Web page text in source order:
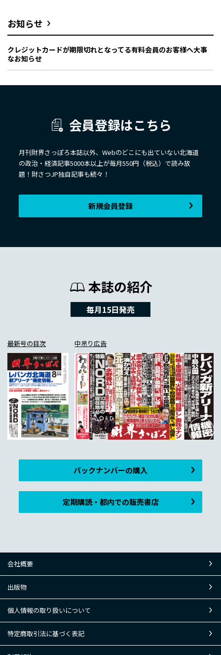
お知らせ
クレジットカードが期限切れとなってる有料会員のお客様へ大事
なお知らせ
会員登録はこちら
月刊財界さっぽろ本誌以外、Webのどこにも出ていない北海道
の政治・経済記事5000本以上が毎月550円（税込）で読み放
題！財さつJP独自記事も続々！
新規会員登録
本誌の紹介
毎月15日発売
最新号の目次 中吊り広告
バックナンバーの購入
定期購読・都内での販売書店
会社概要
出版物
個人情報の取り扱いについて
特定商取引法に基づく表記